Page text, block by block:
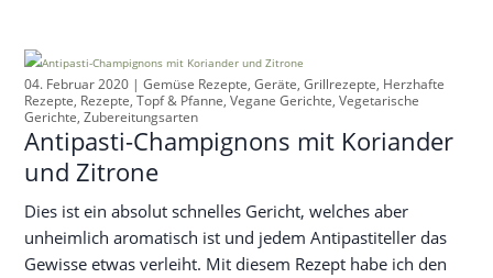
04. Februar 2020 |Gemüse Rezepte, Geräte, Grillrezepte, Herzhafte
Rezepte, Rezepte, Topf & Pfanne, Vegane Gerichte, Vegetarische
Gerichte, Zubereitungsarten
Antipasti-Champignons mit Koriander
und Zitrone
Dies ist ein absolut schnelles Gericht, welches aber
unheimlich aromatisch ist und jedem Antipastiteller das
Gewisse etwas verleiht. Mit diesem Rezept habe ich den